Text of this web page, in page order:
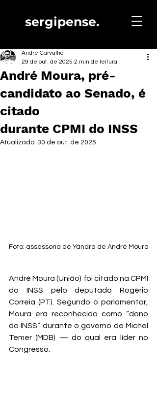
sergipense.
André Moura, pré-
candidato ao Senado, é
citado
durante CPMI do INSS
André Carvalho
29 de out. de 2025 2 min de leitura
Atualizado: 30 de out. de 2025
Foto: assessoria de Yandra de André Moura
André Moura (União) foi citado na CPMI
do INSS pelo deputado Rogério
Correia (PT). Segundo o parlamentar,
Moura era reconhecido como “dono
do INSS” durante o governo de Michel
Temer (MDB) — do qual era líder no
Congresso.